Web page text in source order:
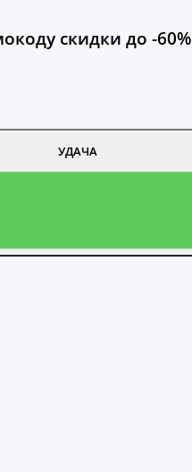
скидки до -
УДАЧА